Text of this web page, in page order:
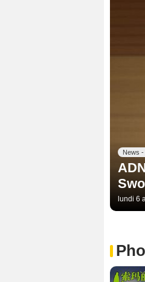
News
lundi 6